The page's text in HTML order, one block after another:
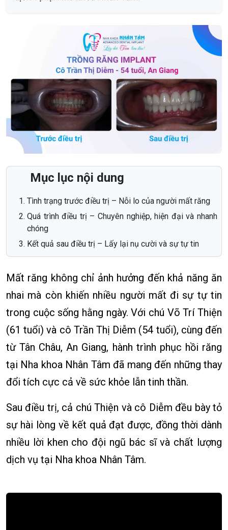
Mục lục nội dung
Tình trạng trước điều trị – Nỗi lo của người mất răng
Quá trình điều trị – Chuyên nghiệp, hiện đại và nhanh
chóng
Kết quả sau điều trị – Lấy lại nụ cười và sự tự tin
Mất răng không chỉ ảnh hưởng đến khả năng ăn
nhai mà còn khiến nhiều người mất đi sự tự tin
trong cuộc sống hằng ngày. Với chú Võ Trí Thiện
(61 tuổi) và cô Trần Thị Diễm (54 tuổi), cùng đến
từ Tân Châu, An Giang, hành trình phục hồi răng
tại Nha khoa Nhân Tâm đã mang đến những thay
đổi tích cực cả về sức khỏe lẫn tinh thần.
Sau điều trị, cả chú Thiện và cô Diễm đều bày tỏ
sự hài lòng về kết quả đạt được, đồng thời dành
nhiều lời khen cho đội ngũ bác sĩ và chất lượng
dịch vụ tại Nha khoa Nhân Tâm.